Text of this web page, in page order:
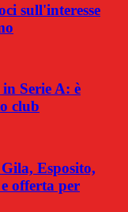
sull'interesse
Serie A: è
club
Esposito,
offerta per